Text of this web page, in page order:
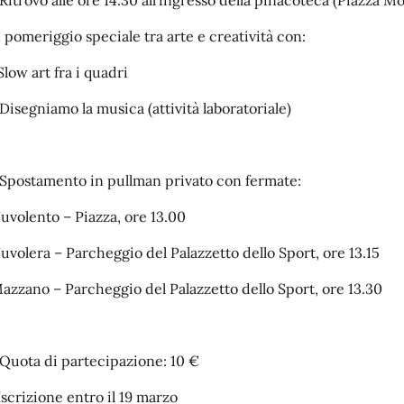
pomeriggio speciale tra arte e creatività con:
art fra i quadri
la musica (attività laboratoriale)
in pullman privato con fermate:
– Piazza, ore 13.00
– Parcheggio del Palazzetto dello Sport, ore 13.15
– Parcheggio del Palazzetto dello Sport, ore 13.30
di partecipazione: 10 €
entro il 19 marzo